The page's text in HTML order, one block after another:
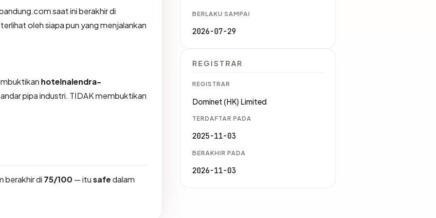
saat ini berakhir di
oleh siapa pun yang menjalankan
hotelnalendra-
pipa industri. TIDAK membuktikan
berakhir di 75/100 — itusafedalam
BERLAKU SAMPAI
2026-07-29
REGISTRAR
REGISTRAR
Dominet (HK) Limited
TERDAFTAR PADA
2025-11-03
BERAKHIR PADA
2026-11-03